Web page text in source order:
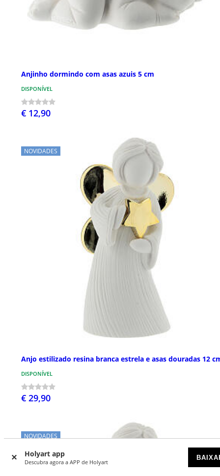
Holyart app
Descubra agora a APP de Holyart
Anjinho dormindo com asas azuis 5 cm
DISPONÍVEL
€ 12,90
NOVIDADES
Anjo estilizado resina branca estrela e asas douradas 12
DISPONÍVEL
€ 29,90
NOVIDADES